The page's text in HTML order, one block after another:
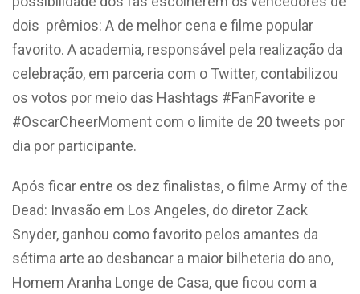
dois prêmios: A de melhor cena e filme popular
favorito. A academia, responsável pela realização da
celebração, em parceria com o Twitter, contabilizou
os votos por meio das Hashtags #FanFavorite e
#OscarCheerMoment com o limite de 20 tweets por
dia por participante.
Após ficar entre os dez finalistas, o filme Army of the
Dead: Invasão em Los Angeles, do diretor Zack
Snyder, ganhou como favorito pelos amantes da
sétima arte ao desbancar a maior bilheteria do ano,
Homem Aranha Longe de Casa, que ficou com a